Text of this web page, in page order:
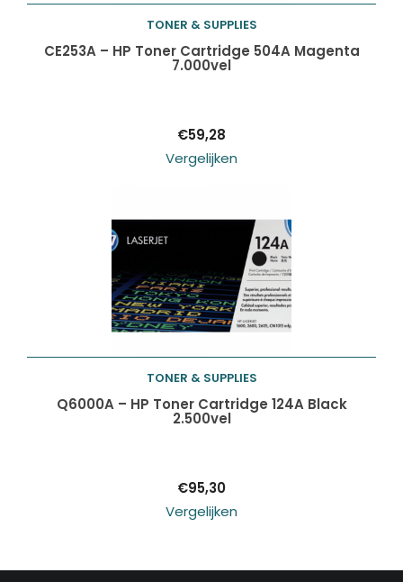
Toevoegen aan
TONER & SUPPLIES
CE253A – HP Toner Cartridge 504A Magenta
7.000vel
€59,28
Vergelijken
Toevoegen aan
TONER & SUPPLIES
Q6000A – HP Toner Cartridge 124A Black
2.500vel
€95,30
Vergelijken